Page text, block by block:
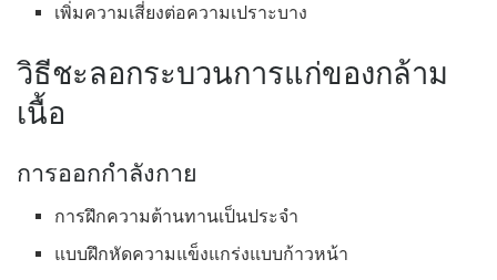
เพิ่มความเสี่ยงต่อความเปราะบาง
วิธีชะลอกระบวนการแก่ของกล้าม
เนื้อ
การออกกำลังกาย
การฝึกความต้านทานเป็นประจำ
แบบฝึกหัดความแข็งแกร่งแบบก้าวหน้า